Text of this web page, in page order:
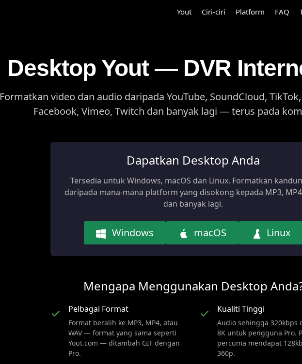
Yout Ciri-ciri Platform FAQ
Desktop Yout — DVR
Formatkan video dan audio daripada YouTube, SoundCloud,
Facebook, Vimeo, Twitch dan banyak lagi — terus pada
Dapatkan Desktop Anda
Tersedia untuk Windows, macOS dan Linux. Formatkan
daripada mana-mana platform yang disokong kepada MP3,
dan banyak lagi.
Windows macOS Linux
Mengapa Menggunakan Desktop
✓
Pelbagai Format
Format beralih ke MP3, MP4, atau
WAV — format yang sama seperti
Yout.com — ditambah GIF dengan
Pro.
✓ Kualiti Tinggi
Audio sehingga 320kbps
8K untuk pengguna Pro.
percuma mendapat
360p.